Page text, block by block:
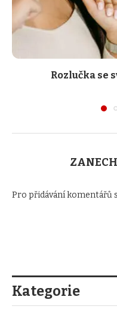
Rozlučka se
Pro přidávání komentářů
Kategorie